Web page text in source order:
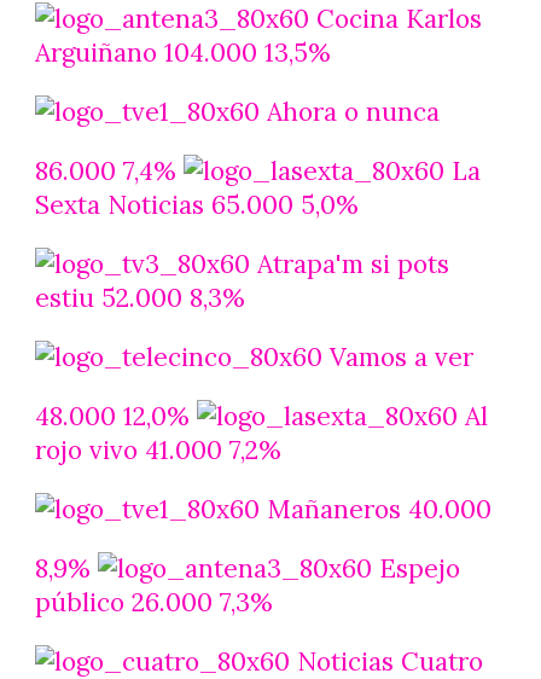
Cocina Karlos
Arguiñano 104.000 13,5%
Ahora o nunca
86.000 7,4%
La
Sexta Noticias 65.000 5,0%
Atrapa'm si pots
estiu 52.000 8,3%
Vamos a ver
48.000 12,0%
Al
rojo vivo 41.000 7,2%
Mañaneros 40.000
8,9%
Espejo
público 26.000 7,3%
Noticias Cuatro